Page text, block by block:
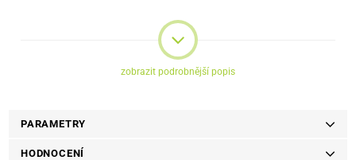
zobrazit podrobnější popis
PARAMETRY
HODNOCENÍ